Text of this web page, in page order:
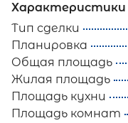
Характеристики
Тип сделки
Планировка
Общая площадь
Жилая площадь
Площадь кухни
Площадь комнат